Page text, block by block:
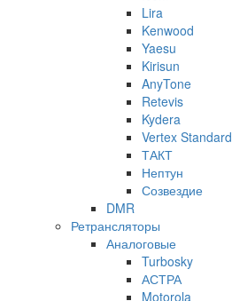
Lira
Kenwood
Yaesu
Kirisun
AnyTone
Retevis
Kydera
Vertex Standard
ТАКТ
Нептун
Созвездие
DMR
Ретрансляторы
Аналоговые
Turbosky
АСТРА
Motorola